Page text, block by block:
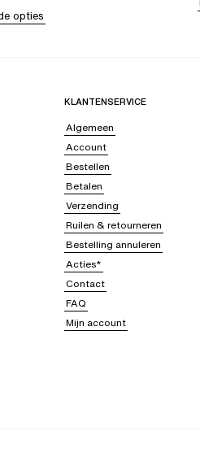
opties
KLANTENSERVICE
Algemeen
Account
Bestellen
Betalen
Verzending
Ruilen & retourneren
Bestelling annuleren
Acties*
Contact
FAQ
Mijn account